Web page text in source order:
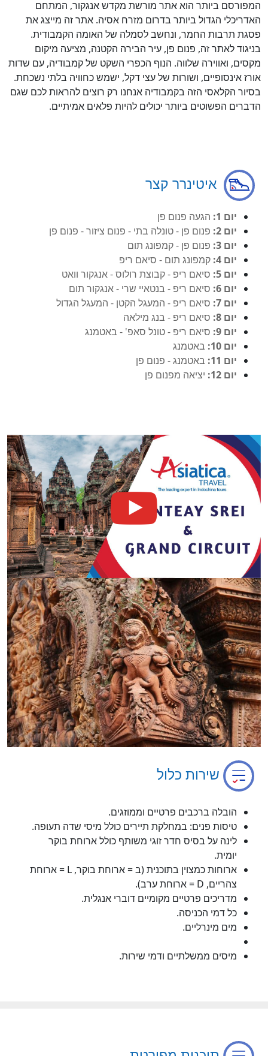
המפורסם ביותר הוא אתר מורשת מקדש אנגקור, המתחם
האדריכלי הגדול ביותר בדרום מזרח אסיה. אתר זה מייצג את
פסגת תרבות החמר, ונחשב לסמלה של האומה הקמבודית.
בניגוד לאתר זה, פנום פן, עיר הבירה הקטנה, מציעה מיקום
מקסים, ואווירה שלווה. הנוף הכפרי השקט של קמבודיה, עם שדות
אורז אינסופיים, ושורות של עצי דקל, ישמש כחוויה בלתי נשכחת.
בסיור הקלאסי הזה בקמבודיה אנחנו רק רוצים להראות לכם שגם
הדברים הפשוטים ביותר יכולים להיות פלאים אמיתיים.
איטינרר קצר
יום 1:
הגעה פנום פן
יום 2:
פנום פן - טונלה בתי - פנום ציזור - פנום פן
יום 3:
פנום פן - קמפונג תום
יום 4:
קמפונג תום - סיאם ריפ
יום 5:
סיאם ריפ - קבוצת רולוס - אנגקור וואט
יום 6:
סיאם ריפ - בנטאיי שרי - אנגקור תום
יום 7:
סיאם ריפ - המעגל הקטן - המעגל הגדול
יום 8:
סיאם ריפ - בנג מילאה
יום 9:
סיאם ריפ - טונל סאפ' - באטמנג
יום 10:
באטמנג
יום 11:
באטמנג - פנום פן
יום 12:
יציאה מפנום פן
שירות כלול
הובלה ברכבים פרטיים וממוזגים.
טיסות פנים: במחלקת תיירים כולל מיסי שדה תעופה.
לינה על בסיס חדר זוגי משותף כולל ארוחת בוקר
יומית.
ארוחות כמצוין בתוכנית (ב = ארוחת בוקר, L = ארוחת
צהריים, D = ארוחת ערב).
מדריכים פרטיים מקומיים דוברי אנגלית.
כל דמי הכניסה.
מים מינרליים.
מיסים ממשלתיים ודמי שירות.